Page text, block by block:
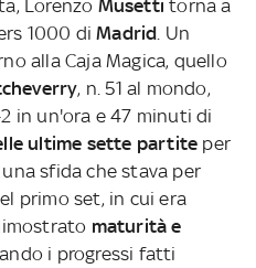
Lorenzo Musettitorna a
1000 diMadrid . Un
alla Caja Magica, quello
, n. 51 al mondo,
in un'ora e 47 minuti di
ultime sette partite per
sfida che stava per
primo set, in cui era
maturità e
i progressi fatti